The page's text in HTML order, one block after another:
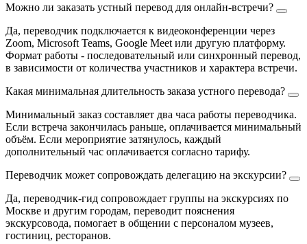
Можно ли заказать устный перевод для онлайн-встречи?
Да, переводчик подключается к видеоконференции через
Zoom, Microsoft Teams, Google Meet или другую платформу.
Формат работы - последовательный или синхронный перевод,
в зависимости от количества участников и характера встречи.
Какая минимальная длительность заказа устного перевода?
Минимальный заказ составляет два часа работы переводчика.
Если встреча закончилась раньше, оплачивается минимальный
объём. Если мероприятие затянулось, каждый
дополнительный час оплачивается согласно тарифу.
Переводчик может сопровождать делегацию на экскурсии?
Да, переводчик-гид сопровождает группы на экскурсиях по
Москве и другим городам, переводит пояснения
экскурсовода, помогает в общении с персоналом музеев,
гостиниц, ресторанов.